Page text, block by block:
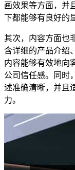
画效果等方面，并
下都能够有良好的
其次，内容方面也
含详细的产品介绍
内容能够有效地向
公司信任感。同时
述准确清晰，并且
力。